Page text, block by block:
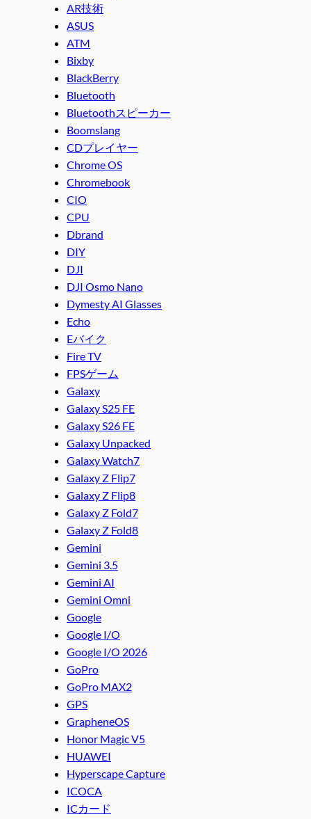
AR技術
ASUS
ATM
Bixby
BlackBerry
Bluetooth
Bluetoothスピーカー
Boomslang
CDプレイヤー
Chrome OS
Chromebook
CIO
CPU
Dbrand
DIY
DJI
DJI Osmo Nano
Dymesty AI Glasses
Echo
Eバイク
Fire TV
FPSゲーム
Galaxy
Galaxy S25 FE
Galaxy S26 FE
Galaxy Unpacked
Galaxy Watch7
Galaxy Z Flip7
Galaxy Z Flip8
Galaxy Z Fold7
Galaxy Z Fold8
Gemini
Gemini 3.5
Gemini AI
Gemini Omni
Google
Google I/O
Google I/O 2026
GoPro
GoPro MAX2
GPS
GrapheneOS
Honor Magic V5
HUAWEI
Hyperscape Capture
ICOCA
ICカード